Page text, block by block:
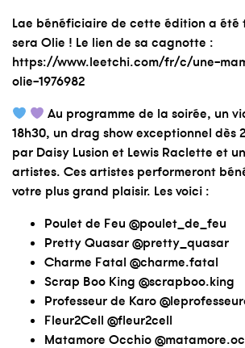
Lae bénéficiaire de cette édition a été
sera Olie ! Le lien de sa cagnotte :
https://www.leetchi.com/fr/c/une-
olie-1976982
Au programme de la soirée, un
18h30, un drag show exceptionnel dès
par Daisy Lusion et Lewis Raclette et
artistes. Ces artistes performeront
votre plus grand plaisir. Les voici :
Poulet de Feu @poulet_de_feu
Pretty Quasar @pretty_quasar
Charme Fatal @charme.fatal
Scrap Boo King @scrapboo.king
Professeur de Karo
Fleur2Cell @fleur2cell
Matamore Occhio @